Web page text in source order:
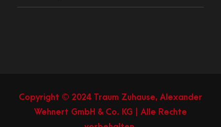
Copyright © 2024 Traum Zuhause, Alexander
Wehnert GmbH & Co. KG | Alle Rechte